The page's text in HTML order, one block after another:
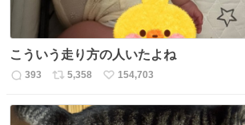
こういう走り方の人いたよね
返
数
393
リ
ス
5,358
い
ね
154,703